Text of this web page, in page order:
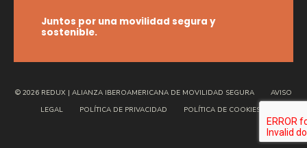
Juntos por una movilidad segura y
sostenible.
© 2026 REDUX | ALIANZA IBEROAMERICANA DE MOVILIDAD SEGURA
AVISO
LEGAL
POLÍTICA DE PRIVACIDAD POLÍTICA DE COOKIES